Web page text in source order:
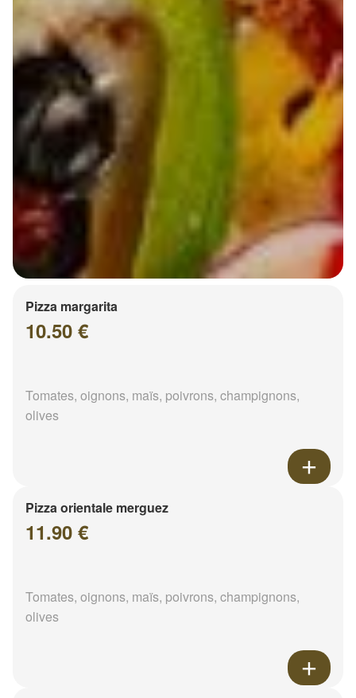
Pizza margarita
10.50 €
Tomates, oignons, maïs, poivrons, champignons,
olives
Pizza orientale merguez
11.90 €
Tomates, oignons, maïs, poivrons, champignons,
olives